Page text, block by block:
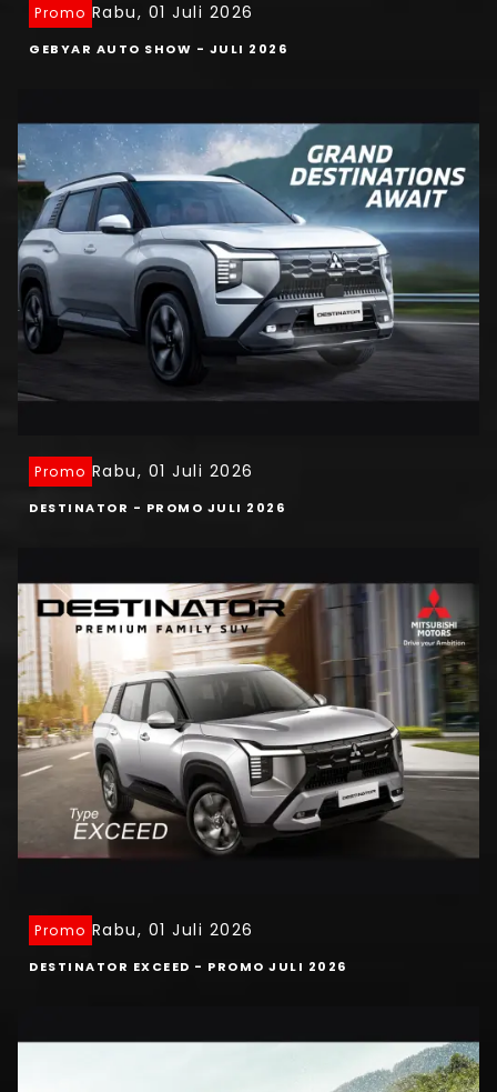
Promo Rabu, 01 Juli 2026
GEBYAR AUTO SHOW - JULI 2026
Promo Rabu, 01 Juli 2026
DESTINATOR - PROMO JULI 2026
Promo Rabu, 01 Juli 2026
DESTINATOR EXCEED - PROMO JULI 2026